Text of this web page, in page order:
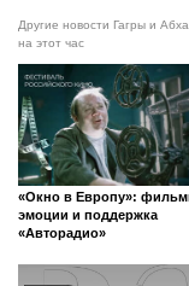
Другие новости Гагры и
на этот час
«Окно в Европу»:
эмоции и поддержка
«Авторадио»